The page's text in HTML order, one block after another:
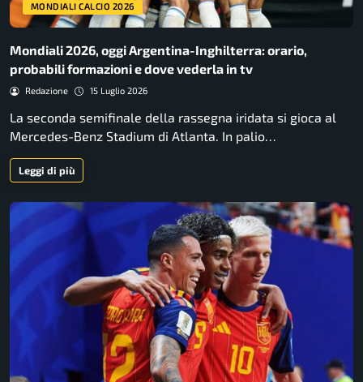
MONDIALI CALCIO 2026
Mondiali 2026, oggi Argentina-Inghilterra: orario,
probabili formazioni e dove vederla in tv
Redazione 15 Luglio 2026
La seconda semifinale della rassegna iridata si gioca al
Mercedes-Benz Stadium di Atlanta. In palio…
Leggi di più